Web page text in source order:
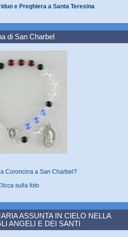
e Preghiera a Santa Teresina
di San Charbel
Coroncina a San Charbel?
sulla foto
ASSUNTA IN CIELO NELLA
ANGELI E DEI SANTI